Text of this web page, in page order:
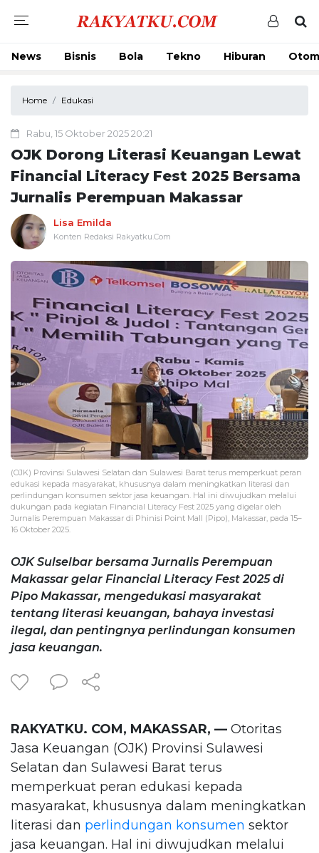
News Bisnis Bola Tekno Hiburan
Home Edukasi
Rabu, 15 Oktober 2025 20:21
OJK Dorong Literasi Keuangan Lewat
Financial Literacy Fest 2025 Bersama
Jurnalis Perempuan Makassar
Lisa Emilda
Konten Redaksi Rakyatku.Com
(OJK) Provinsi Sulawesi Selatan dan Sulawesi Barat terus memperkuat peran
edukasi kepada masyarakat, khususnya dalam meningkatkan literasi dan
perlindungan konsumen sektor jasa keuangan. Hal ini diwujudkan melalui
dukungan pada kegiatan Financial Literacy Fest 2025 yang digelar oleh
Jurnalis Perempuan Makassar di Phinisi Point Mall (Pipo), Makassar, pada 15–
16 Oktober 2025.
OJK Sulselbar bersama Jurnalis Perempuan
Makassar gelar Financial Literacy Fest 2025 di
Pipo Makassar, mengedukasi masyarakat
tentang literasi keuangan, bahaya investasi
ilegal, dan pentingnya perlindungan konsumen
jasa keuangan.
RAKYATKU. COM, MAKASSAR, — Otoritas
Jasa Keuangan (OJK) Provinsi Sulawesi
Selatan dan Sulawesi Barat terus
memperkuat peran edukasi kepada
masyarakat, khususnya dalam meningkatkan
literasi dan perlindungan konsumen sektor
jasa keuangan. Hal ini diwujudkan melalui